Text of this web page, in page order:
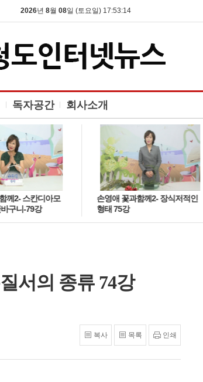
2026년 8월 08일 (토요일) 17:53:14
독자공간 회사소개
께2- 스칸디아모
구니-79강
손영애 꽃과함께2- 장식저적인
형태 75강
서의 종류 74강
복사 목록 인쇄